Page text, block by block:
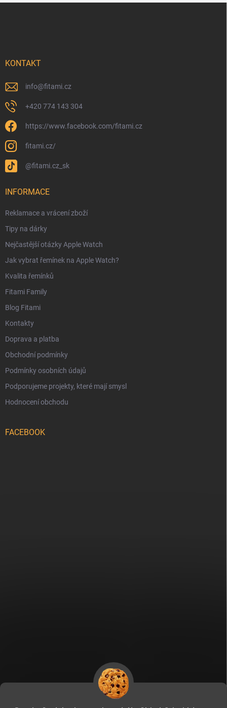
KONTAKT
info@fitami.cz
+420 774 143 304
https://www.facebook.com/fitami.cz
fitami.cz/
@fitami.cz_sk
INFORMACE
Reklamace a vrácení zboží
Tipy na dárky
Nejčastější otázky Apple Watch
Jak vybrat řemínek na Apple Watch?
Kvalita řemínků
Fitami Family
Blog Fitami
Kontakty
Doprava a platba
Obchodní podmínky
Podmínky osobních údajů
Podporujeme projekty, které mají smysl
Hodnocení obchodu
FACEBOOK
Fitami.sk Fitami.hu